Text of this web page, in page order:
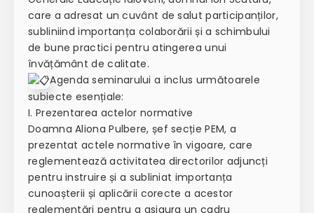
care a adresat un cuvânt de salut participanților,
subliniind importanța colaborării și a schimbului
de bune practici pentru atingerea unui
învățământ de calitate.
Agenda seminarului a inclus următoarele
subiecte esențiale:
I. Prezentarea actelor normative
Doamna Aliona Pulbere, șef secție PEM, a
prezentat actele normative în vigoare, care
reglementează activitatea directorilor adjuncți
pentru instruire și a subliniat importanța
cunoașterii și aplicării corecte a acestor
reglementări pentru a asigura un cadru